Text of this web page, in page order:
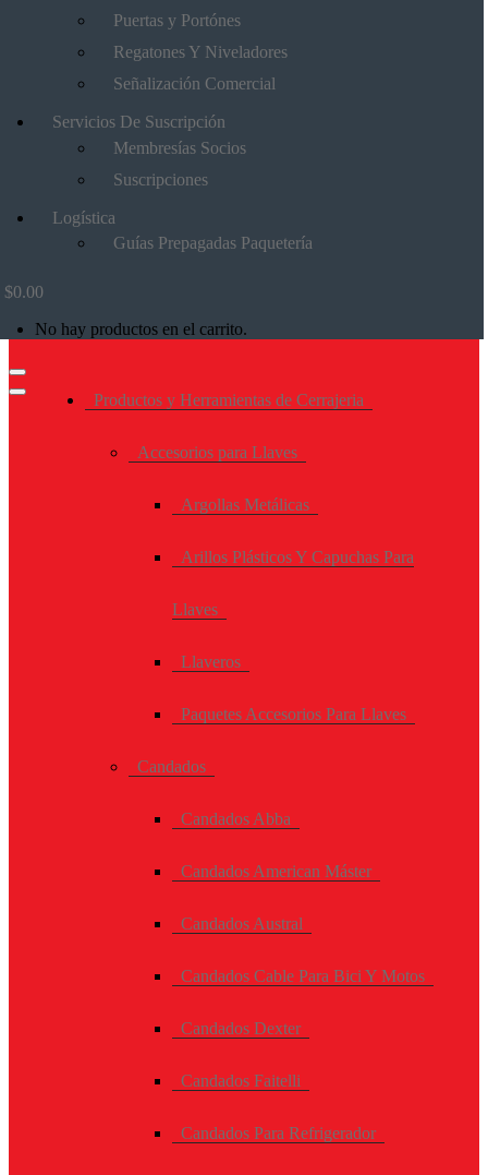
Puertas y Portónes
Regatones Y Niveladores
Señalización Comercial
Servicios De Suscripción
Membresías Socios
Suscripciones
Logística
Guías Prepagadas Paquetería
$0.00
No hay productos en el carrito.
Productos y Herramientas de Cerrajeria
Accesorios para Llaves
Argollas Metálicas
Arillos Plásticos Y Capuchas Para
Llaves
Llaveros
Paquetes Accesorios Para Llaves
Candados
Candados Abba
Candados American Máster
Candados Austral
Candados Cable Para Bici Y Motos
Candados Dexter
Candados Faitelli
Candados Para Refrigerador